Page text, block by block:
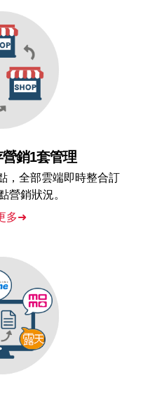
銷1套管理
，全部雲端即時整合訂
營銷狀況。
多➜